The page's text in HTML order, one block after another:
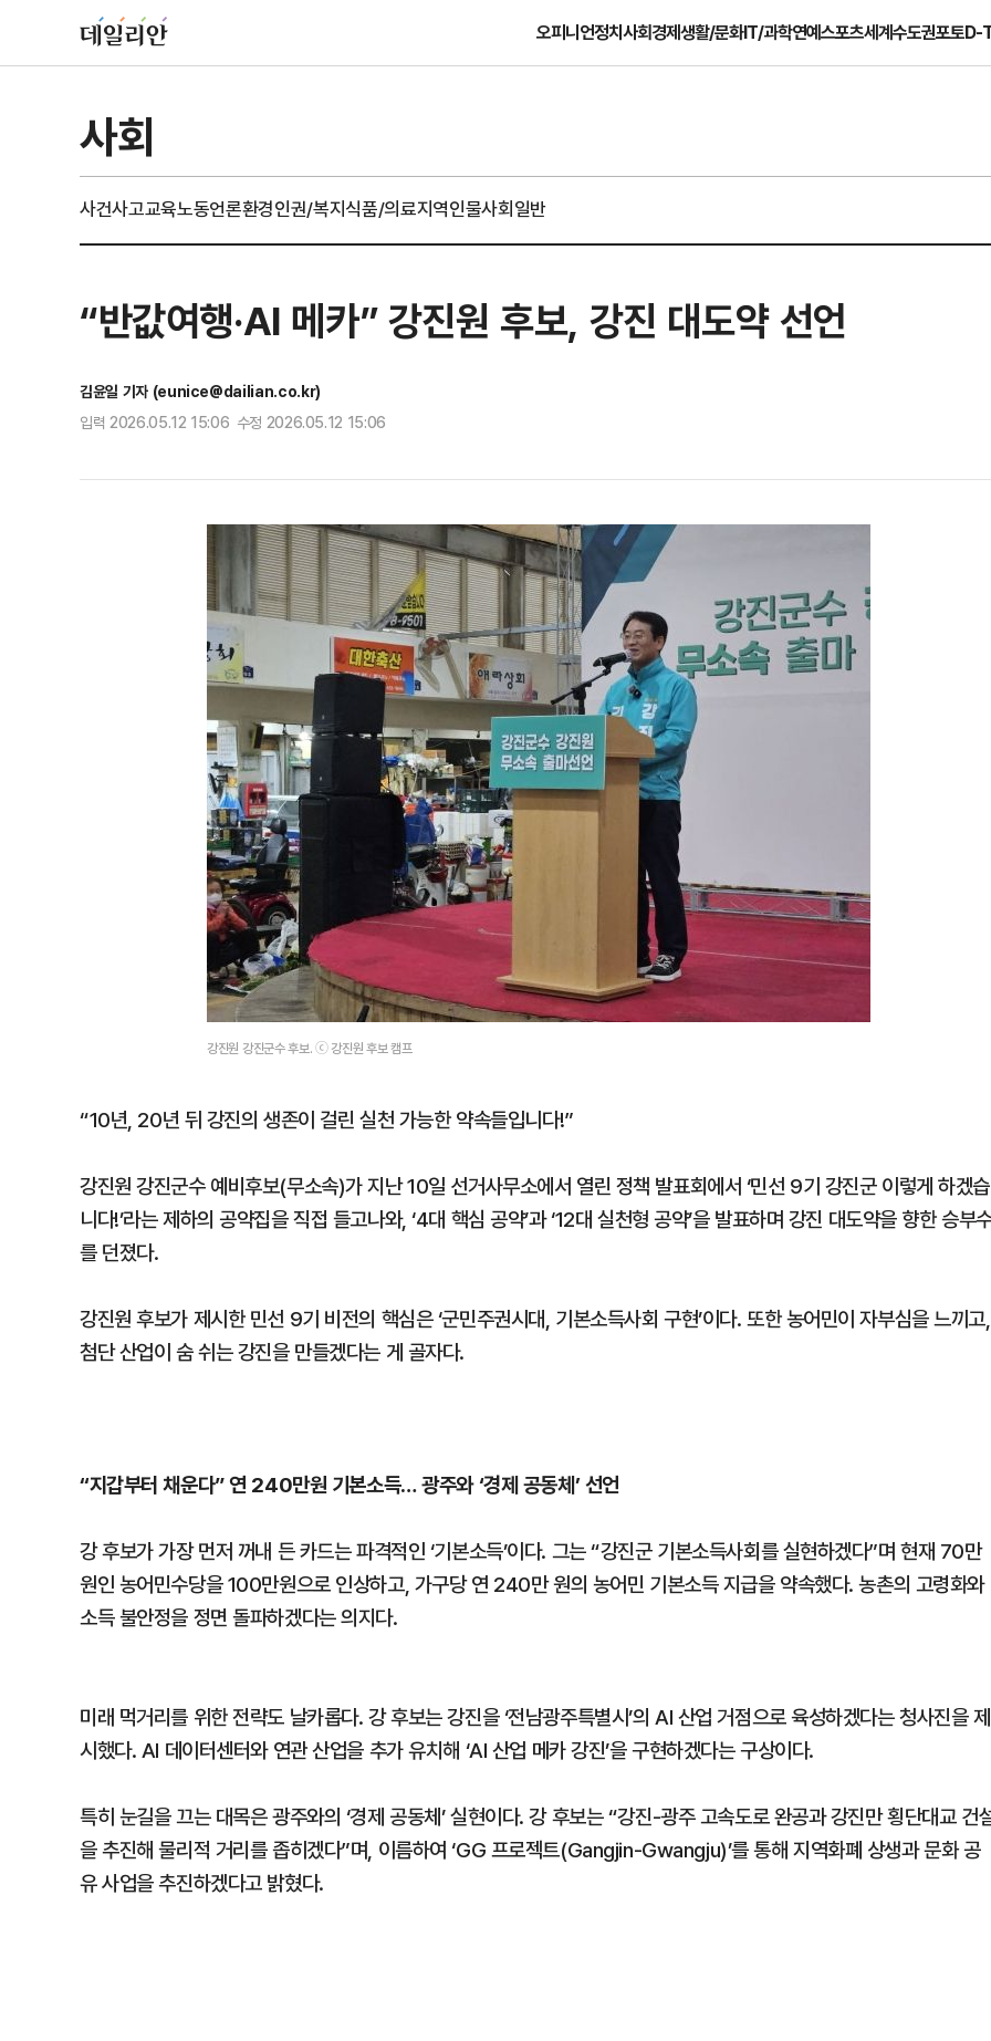
오피니언정치사회경제생활/문화IT/과학연예스포츠세계수도권포토D-
사회
사건사고교육노동언론환경인권/복지식품/의료지역인물사회일반
“반값여행·AI 메카” 강진원 후보, 강진 대도약 선언
김윤일 기자 (eunice@dailian.co.kr)
입력 2026.05.12 15:06 수정 2026.05.12 15:06
강진원 강진군수 후보. ⓒ 강진원 후보 캠프
“10년, 20년 뒤 강진의 생존이 걸린 실천 가능한 약속들입니다!”
강진원 강진군수 예비후보(무소속)가 지난 10일 선거사무소에서 열린 정책 발표회에서 ‘민선 9기 강진군 이렇게 하겠습
니다!’라는 제하의 공약집을 직접 들고나와, ‘4대 핵심 공약’과 ‘12대 실천형 공약’을 발표하며 강진 대도약을 향한 승부
를 던졌다.
강진원 후보가 제시한 민선 9기 비전의 핵심은 ‘군민주권시대, 기본소득사회 구현’이다. 또한 농어민이 자부심을 느끼고,
첨단 산업이 숨 쉬는 강진을 만들겠다는 게 골자다.
“지갑부터 채운다” 연 240만원 기본소득… 광주와 ‘경제 공동체’ 선언
강 후보가 가장 먼저 꺼내 든 카드는 파격적인 ‘기본소득’이다. 그는 “강진군 기본소득사회를 실현하겠다”며 현재 70만
원인 농어민수당을 100만원으로 인상하고, 가구당 연 240만 원의 농어민 기본소득 지급을 약속했다. 농촌의 고령화와
소득 불안정을 정면 돌파하겠다는 의지다.
미래 먹거리를 위한 전략도 날카롭다. 강 후보는 강진을 ‘전남광주특별시’의 AI 산업 거점으로 육성하겠다는 청사진을 제
시했다. AI 데이터센터와 연관 산업을 추가 유치해 ‘AI 산업 메카 강진’을 구현하겠다는 구상이다.
특히 눈길을 끄는 대목은 광주와의 ‘경제 공동체’ 실현이다. 강 후보는 “강진-광주 고속도로 완공과 강진만 횡단대교 건
을 추진해 물리적 거리를 좁히겠다”며, 이름하여 ‘GG 프로젝트(Gangjin-Gwangju)’를 통해 지역화폐 상생과 문화 공
유 사업을 추진하겠다고 밝혔다.